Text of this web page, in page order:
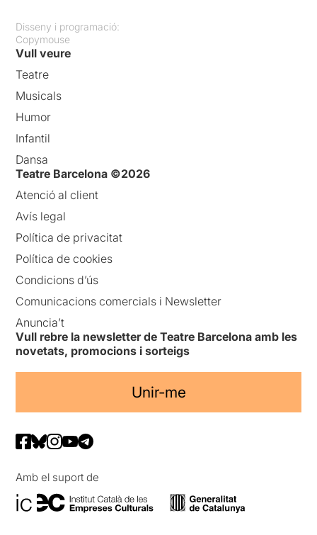
Disseny i programació:
Copymouse
Vull veure
Teatre
Musicals
Humor
Infantil
Dansa
Teatre Barcelona ©2026
Atenció al client
Avís legal
Política de privacitat
Política de cookies
Condicions d’ús
Comunicacions comercials i Newsletter
Anuncia’t
Vull rebre la newsletter de Teatre Barcelona amb les
novetats, promocions i sorteigs
Unir-me
Amb el suport de